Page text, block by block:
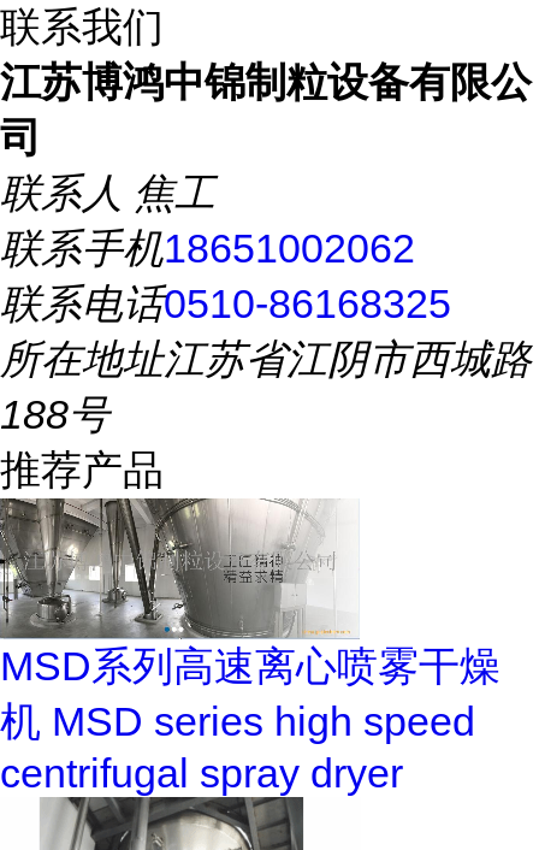
联系我们
江苏博鸿中锦制粒设备有限公
司
联系人 焦工
联系手机18651002062
联系电话0510-86168325
所在地址江苏省江阴市西城路
188号
推荐产品
MSD系列高速离心喷雾干燥
机 MSD series high speed
centrifugal spray dryer